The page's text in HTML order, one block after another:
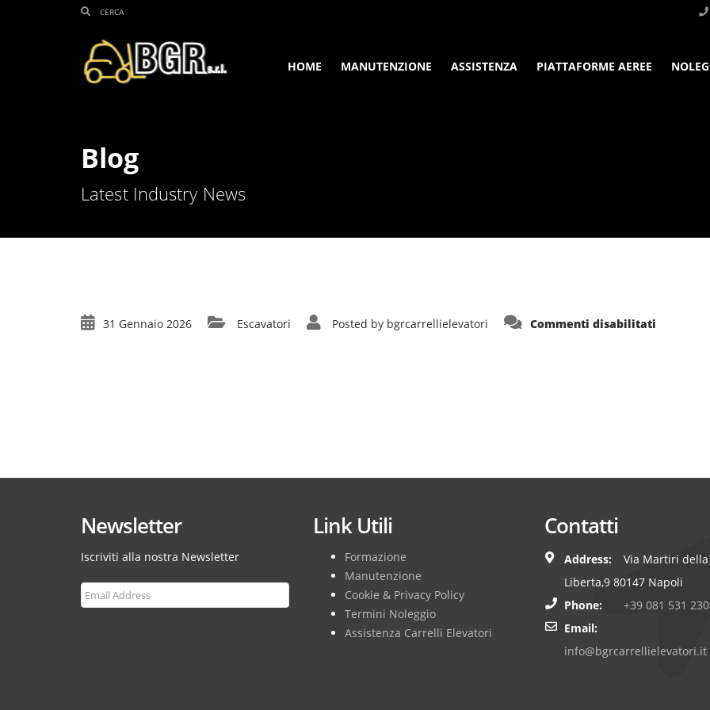
HOME MANUTENZIONE ASSISTENZA PIATTAFORME AEREE
Blog
Latest Industry News
31 Gennaio 2026 Escavatori Posted by bgrcarrellielevatori Commenti disabilitati
Newsletter
Iscriviti alla nostra Newsletter
Link Utili
Formazione
Manutenzione
Cookie & Privacy Policy
Termini Noleggio
Assistenza Carrelli Elevatori
Contatti
Address:
Via Martiri della
Liberta,9 80147 Napoli
Phone:
+39 081 531
Email:
info@bgrcarrellielevatori.it